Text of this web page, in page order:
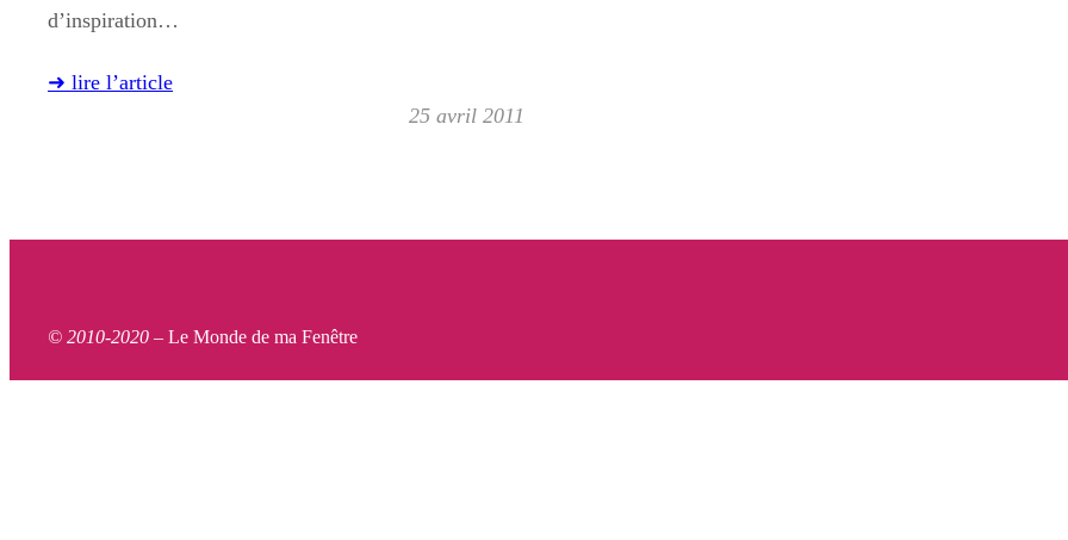
d’inspiration…
➜ lire l’article
25 avril 2011
© 2010-2020 – Le Monde de ma Fenêtre